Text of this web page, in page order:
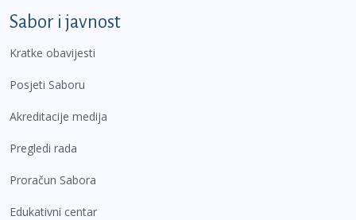
Sabor i javnost
Kratke obavijesti
Posjeti Saboru
Akreditacije medija
Pregledi rada
Proračun Sabora
Edukativni centar